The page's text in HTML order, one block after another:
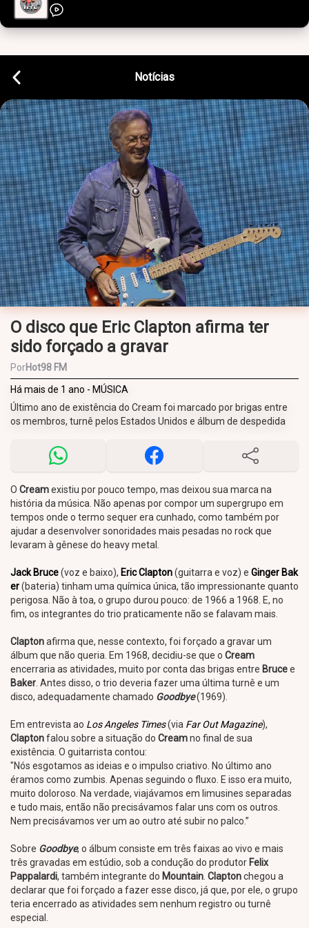
Notícias
O disco que Eric Clapton afirma ter
sido forçado a gravar
PorHot98 FM
Há mais de 1 ano - MÚSICA
Último ano de existência do Cream foi marcado por brigas entre
os membros, turnê pelos Estados Unidos e álbum de despedida
O Creamexistiu por pouco tempo, mas deixou sua marca na
história da música. Não apenas por compor um supergrupo em
tempos onde o termo sequer era cunhado, como também por
ajudar a desenvolver sonoridades mais pesadas no rock que
levaram à gênese do heavy metal.
Jack Bruce(voz e baixo), Eric Clapton(guitarra e voz) e Ginger Bak
er(bateria) tinham uma química única, tão impressionante quanto
perigosa. Não à toa, o grupo durou pouco: de 1966 a 1968. E, no
fim, os integrantes do trio praticamente não se falavam mais.
Claptonafirma que, nesse contexto, foi forçado a gravar um
álbum que não queria. Em 1968, decidiu-se que o Cream
encerraria as atividades, muito por conta das brigas entre Brucee
Baker . Antes disso, o trio deveria fazer uma última turnê e um
disco, adequadamente chamado Goodbye(1969).
Em entrevista ao Los Angeles Times(via Far Out Magazine),
Claptonfalou sobre a situação do Creamno final de sua
existência. O guitarrista contou:
"Nós esgotamos as ideias e o impulso criativo. No último ano
éramos como zumbis. Apenas seguindo o fluxo. E isso era muito,
muito doloroso. Na verdade, viajávamos em limusines separadas
e tudo mais, então não precisávamos falar uns com os outros.
Nem precisávamos ver um ao outro até subir no palco.”
Sobre Goodbye, o álbum consiste em três faixas ao vivo e mais
três gravadas em estúdio, sob a condução do produtor Felix
Pappalardi, também integrante do Mountain Claptonchegou a
declarar que foi forçado a fazer esse disco, já que, por ele, o grupo
teria encerrado as atividades sem nenhum registro ou turnê
especial.